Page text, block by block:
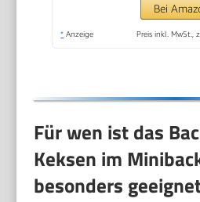
Bei
* Anzeige Preis inkl. MwSt.,
Für wen ist das
Keksen im
besonders